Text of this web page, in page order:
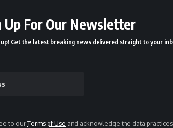
Up For Our Newsletter
up! Get the latest breaking news delivered straight to your
to ourTerms of Use and acknowledge the data